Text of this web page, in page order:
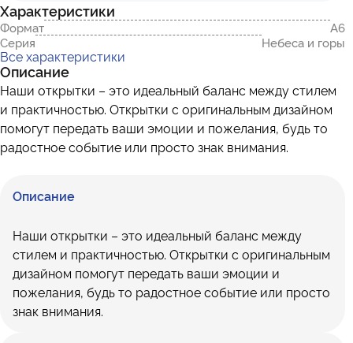
Характеристики
Формат
А6
Серия
Небеса и горы
Все характеристики
Описание
Наши открытки – это идеальный баланс между стилем
и практичностью. Открытки с оригинальным дизайном
помогут передать ваши эмоции и пожелания, будь то
радостное событие или просто знак внимания.
Описание
Наши открытки – это идеальный баланс между
стилем и практичностью. Открытки с оригинальным
дизайном помогут передать ваши эмоции и
пожелания, будь то радостное событие или просто
знак внимания.